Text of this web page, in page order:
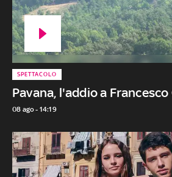
Pavana, l'addio a Francesco
SPETTACOLO
08 ago - 14:19